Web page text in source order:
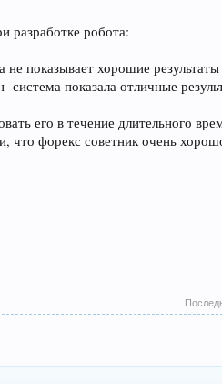
разработке робота:
показывает хорошие
показала отличные
его в течение длительного
что форекс советник очень